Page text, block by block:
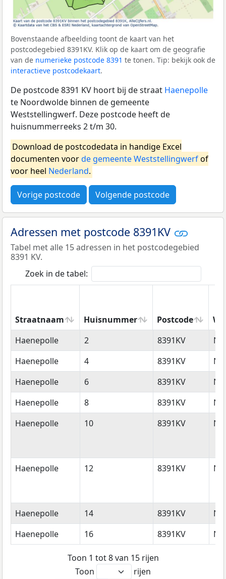
Bovenstaande afbeelding toont de kaart van het
postcodegebied 8391KV. Klik op de kaart om de geografie
van de numerieke postcode 8391 te tonen. Tip: bekijk ook de
interactieve postcodekaart.
De postcode 8391 KV hoort bij de straat Haenepolle
te Noordwolde binnen de gemeente
Weststellingwerf. Deze postcode heeft de
huisnummerreeks 2 t/m 30.
Download de postcodedata in handige Excel
documenten voorde gemeente Weststellingwerfof
voor heel Nederland.
Vorige postcode Volgende postcode
Adressen met postcode 8391KV
Tabel met alle 15 adressen in het postcodegebied
8391 KV.
Zoek in de tabel:
Straatnaam Huisnummer Postcode
Straatnaam
Huisnummer Postcode
Haenepolle 2 8391KV
Haenepolle
4 8391KV
Haenepolle
6 8391KV
Haenepolle
8 8391KV
Haenepolle
10 8391KV
Haenepolle 12 8391KV
Haenepolle 14 8391KV
Haenepolle
16 8391KV
Toon 1 tot 8 van 15 rijen
Toon
rijen